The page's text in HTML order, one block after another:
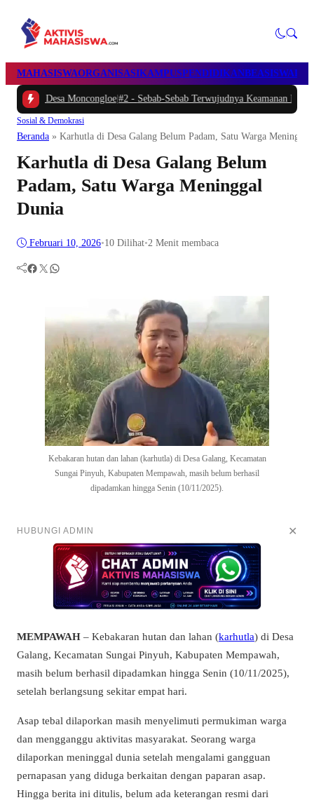
MAHASISWAORGANISASIKAMPUSPENDIDIKANBEASISWA
Moncongloe|#2 -Sebab-Sebab Terwujudnya Keamanan Negeri & Rakyat:
Sosial & Demokrasi
Beranda » Karhutla di Desa Galang Belum Padam, Satu Warga Meninggal
Karhutla di Desa Galang Belum
Padam, Satu Warga Meninggal
Dunia
Februari 10, 2026•10 Dilihat•2 Menit membaca
Facebook Twitter WhatsApp
Kebakaran hutan dan lahan (karhutla) di Desa Galang, Kecamatan
Sungai Pinyuh, Kabupaten Mempawah, masih belum berhasil
dipadamkan hingga Senin (10/11/2025).
HUBUNGI ADMIN ✕
MEMPAWAH – Kebakaran hutan dan lahan (karhutla) di Desa
Galang, Kecamatan Sungai Pinyuh, Kabupaten Mempawah,
masih belum berhasil dipadamkan hingga Senin (10/11/2025),
setelah berlangsung sekitar empat hari.
Asap tebal dilaporkan masih menyelimuti permukiman warga
dan mengganggu aktivitas masyarakat. Seorang warga
dilaporkan meninggal dunia setelah mengalami gangguan
pernapasan yang diduga berkaitan dengan paparan asap.
Hingga berita ini ditulis, belum ada keterangan resmi dari